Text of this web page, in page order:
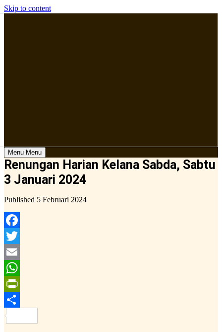
Skip to content
Menu Menu
Renungan Harian Kelana Sabda, Sabtu
3 Januari 2024
Published 5 Februari 2024
Facebook
Twitter
Email
WhatsApp
PrintFriendly